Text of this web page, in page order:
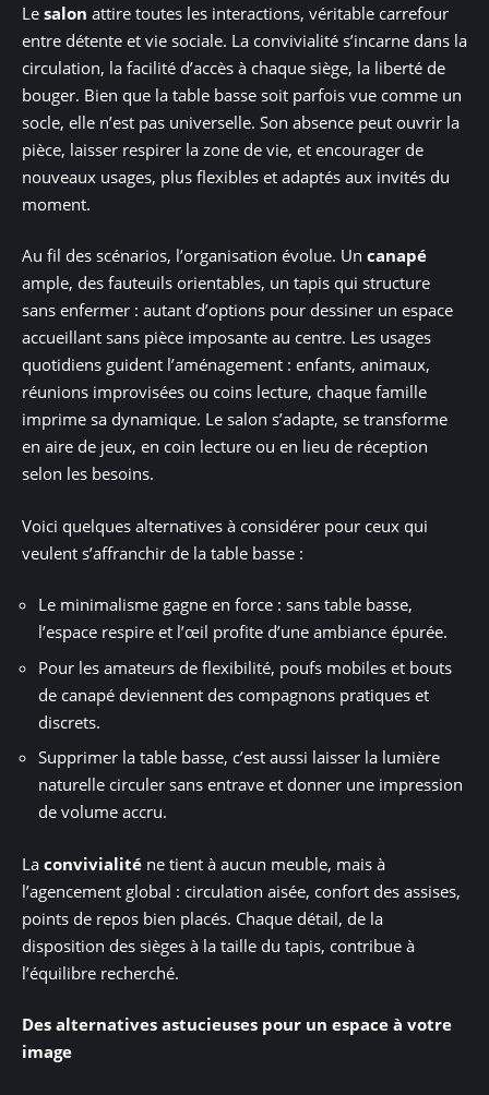
Le salon attire toutes les interactions, véritable carrefour
entre détente et vie sociale. La convivialité s’incarne dans la
circulation, la facilité d’accès à chaque siège, la liberté de
bouger. Bien que la table basse soit parfois vue comme un
socle, elle n’est pas universelle. Son absence peut ouvrir la
pièce, laisser respirer la zone de vie, et encourager de
nouveaux usages, plus flexibles et adaptés aux invités du
moment.
Au fil des scénarios, l’organisation évolue. Un canapé
ample, des fauteuils orientables, un tapis qui structure
sans enfermer : autant d’options pour dessiner un espace
accueillant sans pièce imposante au centre. Les usages
quotidiens guident l’aménagement : enfants, animaux,
réunions improvisées ou coins lecture, chaque famille
imprime sa dynamique. Le salon s’adapte, se transforme
en aire de jeux, en coin lecture ou en lieu de réception
selon les besoins.
Voici quelques alternatives à considérer pour ceux qui
veulent s’affranchir de la table basse :
Le minimalisme gagne en force : sans table basse,
l’espace respire et l’œil profite d’une ambiance épurée.
Pour les amateurs de flexibilité, poufs mobiles et bouts
de canapé deviennent des compagnons pratiques et
discrets.
Supprimer la table basse, c’est aussi laisser la lumière
naturelle circuler sans entrave et donner une impression
de volume accru.
La convivialité ne tient à aucun meuble, mais à
l’agencement global : circulation aisée, confort des assises,
points de repos bien placés. Chaque détail, de la
disposition des sièges à la taille du tapis, contribue à
l’équilibre recherché.
Des alternatives astucieuses pour un espace à votre
image